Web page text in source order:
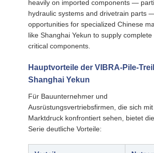
heavily on imported components —
hydraulic systems and drivetrain parts
opportunities for specialized Chinese
like Shanghai Yekun to supply
critical components.
Hauptvorteile der VIBRA-Pile-
Shanghai Yekun
Für Bauunternehmer und
Ausrüstungsvertriebsfirmen, die sich
Marktdruck konfrontiert sehen, bietet
Serie deutliche Vorteile: